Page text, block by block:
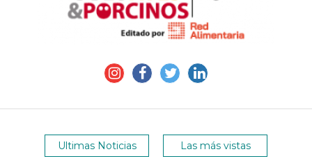
Ultimas Noticias Las más vistas